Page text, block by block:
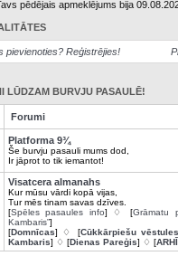
pēdējais apmeklējums bija
pievienoties? Reģistrējies!
LŪDZAM BURVJU PASAULĒ!
Forumi
Platforma 9¾
Še burvju pasauli mums dod,
Ir jāprot to tik iemantot!
Visatcera almanahs
Kur mūsu vārdi kopā vijas,
Tur mēs tinam savas dzīves.
[Spēles pasaules info] ♢ [Grāmatu
Kambaris”]
[Domnīcas] ♢ [Cūkkārpiešu vēstules
Kambaris] ♢ [Dienas Pareģis] ♢ [